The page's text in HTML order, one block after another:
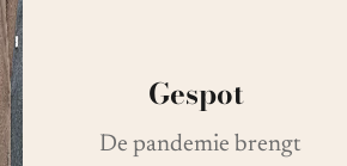
Gespot
De pandemie brengt